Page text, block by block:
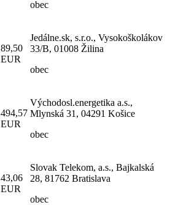
obec
89,50
EUR
Jedálne.sk, s.r.o., Vysokoškolákov
33/B, 01008 Žilina
obec
494,57
EUR
Východosl.energetika a.s.,
Mlynská 31, 04291 Košice
obec
43,06
EUR
Slovak Telekom, a.s., Bajkalská
28, 81762 Bratislava
obec